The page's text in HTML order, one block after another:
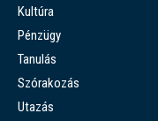
Kultúra
Pénzügy
Tanulás
Szórakozás
Utazás